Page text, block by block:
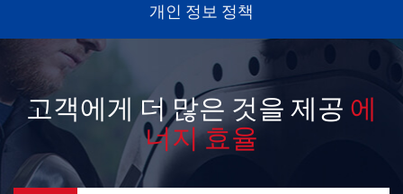
개인 정보 정책
고객에게 더 많은 것을 제공 에
너지 효율